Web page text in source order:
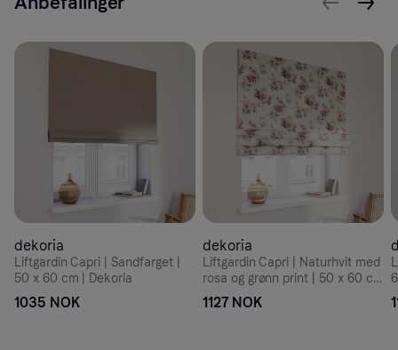
dekoria
Liftgardin Capri | Sandfarget |
50 x 60 cm | Dekoria
1035 NOK
dekoria
Liftgardin Capri | Naturhvit med
rosa og grønn print | 50 x 60 cm
| Dekoria
1127 NOK